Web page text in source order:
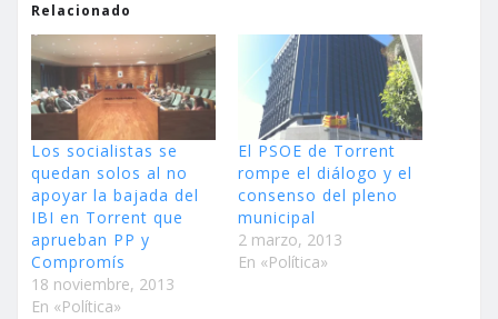
Relacionado
Los socialistas se
quedan solos al no
apoyar la bajada del
IBI en Torrent que
aprueban PP y
Compromís
18 noviembre, 2013
En «Política»
El PSOE de Torrent
rompe el diálogo y el
consenso del pleno
municipal
2 marzo, 2013
En «Política»